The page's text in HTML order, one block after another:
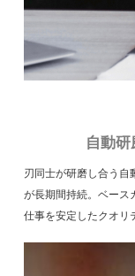
自動
刃同士が研磨し合う自
が長期間持続。ベース
仕事を安定したクオリ